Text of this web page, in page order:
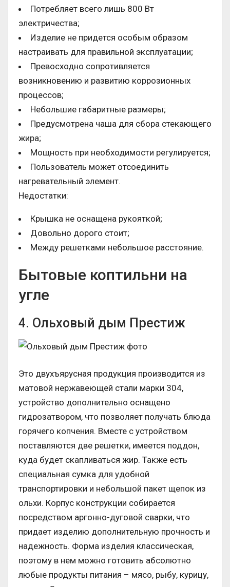
Потребляет всего лишь 800 Вт
электричества;
Изделие не придется особым образом
настраивать для правильной эксплуатации;
Превосходно сопротивляется
возникновению и развитию коррозионных
процессов;
Небольшие габаритные размеры;
Предусмотрена чаша для сбора стекающего
жира;
Мощность при необходимости регулируется;
Пользователь может отсоединить
нагревательный элемент.
Недостатки:
Крышка не оснащена рукояткой;
Довольно дорого стоит;
Между решетками небольшое расстояние.
Бытовые коптильни на
угле
4. Ольховый дым Престиж
Это двухъярусная продукция производится из
матовой нержавеющей стали марки 304,
устройство дополнительно оснащено
гидрозатвором, что позволяет получать блюда
горячего копчения. Вместе с устройством
поставляются две решетки, имеется поддон,
куда будет скапливаться жир. Также есть
специальная сумка для удобной
транспортировки и небольшой пакет щепок из
ольхи. Корпус конструкции собирается
посредством аргонно-дуговой сварки, что
придает изделию дополнительную прочность и
надежность. Форма изделия классическая,
поэтому в нем можно готовить абсолютно
любые продукты питания – мясо, рыбу, курицу,